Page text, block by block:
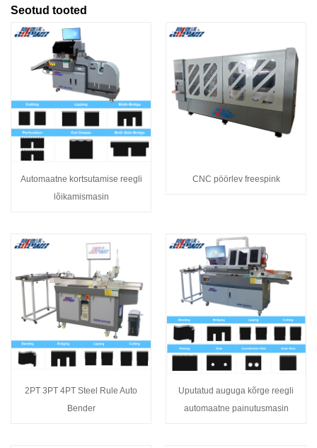
Seotud tooted
Automaatne kortsutamise reegli
lõikamismasin
CNC pöörlev freespink
2PT 3PT 4PT Steel Rule Auto
Bender
Uputatud auguga kõrge reegli
automaatne painutusmasin